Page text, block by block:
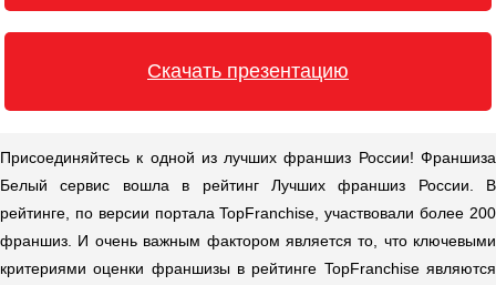
Оренбург
Пенза
Петрозаводск
Ростов-на-Дону
Самара
Санкт-Петербург
Скачать презентацию
Присоединяйтесь к одной из лучших франшиз России! Франшиза
Белый сервис вошла в рейтинг Лучших франшиз России. В
рейтинге, по версии портала TopFranchise, участвовали более 200
франшиз. И очень важным фактором является то, что ключевыми
критериями оценки франшизы в рейтинге TopFranchise являются